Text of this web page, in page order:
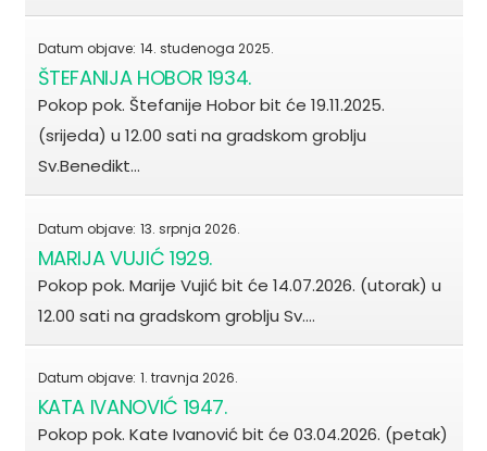
Datum objave: 14. studenoga 2025.
ŠTEFANIJA HOBOR 1934.
Pokop pok. Štefanije Hobor bit će 19.11.2025.
(srijeda) u 12.00 sati na gradskom groblju
Sv.Benedikt…
Datum objave: 13. srpnja 2026.
MARIJA VUJIĆ 1929.
Pokop pok. Marije Vujić bit će 14.07.2026. (utorak) u
12.00 sati na gradskom groblju Sv.…
Datum objave: 1. travnja 2026.
KATA IVANOVIĆ 1947.
Pokop pok. Kate Ivanović bit će 03.04.2026. (petak)